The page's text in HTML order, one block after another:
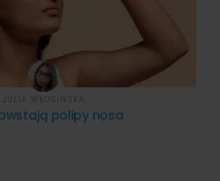
polipy nosa
JULIA WŁOSIŃSKA